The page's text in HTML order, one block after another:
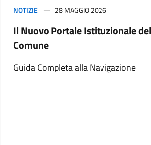
NOTIZIE 28 MAGGIO 2026
Il Nuovo Portale Istituzionale del
Comune
Guida Completa alla Navigazione